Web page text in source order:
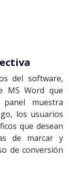
del software,
MS Word que
muestra
los usuarios
que desean
de marcar y
de conversión